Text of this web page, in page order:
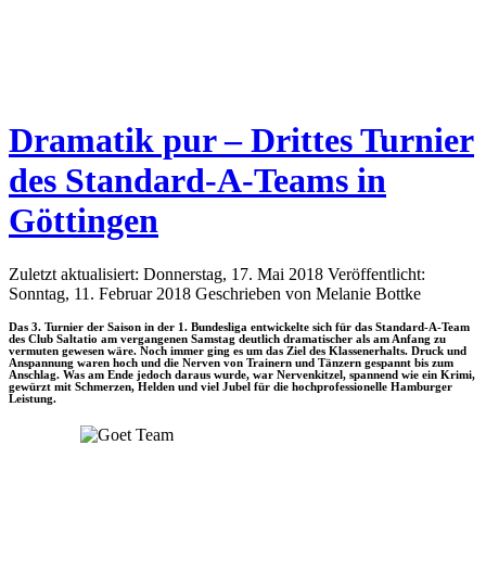
Dramatik pur – Drittes Turnier
des Standard-A-Teams in
Göttingen
Zuletzt aktualisiert: Donnerstag, 17. Mai 2018 Veröffentlicht:
Sonntag, 11. Februar 2018 Geschrieben von Melanie Bottke
Das 3. Turnier der Saison in der 1. Bundesliga entwickelte sich für das Standard-A-Team
des Club Saltatio am vergangenen Samstag deutlich dramatischer als am Anfang zu
vermuten gewesen wäre. Noch immer ging es um das Ziel des Klassenerhalts. Druck und
Anspannung waren hoch und die Nerven von Trainern und Tänzern gespannt bis zum
Anschlag. Was am Ende jedoch daraus wurde, war Nervenkitzel, spannend wie ein Krimi,
gewürzt mit Schmerzen, Helden und viel Jubel für die hochprofessionelle Hamburger
Leistung.